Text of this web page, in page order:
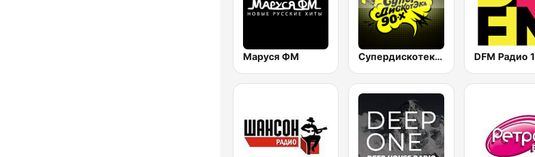
Маруся ФМ Супердискотека 90х Радио Рекорд (Radio Record 90s Superdisco)